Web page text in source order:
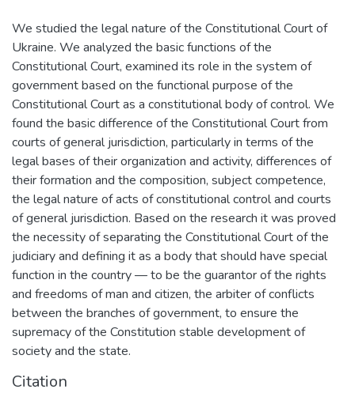
We studied the legal nature of the Constitutional Court of
Ukraine. We analyzed the basic functions of the
Constitutional Court, examined its role in the system of
government based on the functional purpose of the
Constitutional Court as a constitutional body of control. We
found the basic difference of the Constitutional Court from
courts of general jurisdiction, particularly in terms of the
legal bases of their organization and activity, differences of
their formation and the composition, subject competence,
the legal nature of acts of constitutional control and courts
of general jurisdiction. Based on the research it was proved
the necessity of separating the Constitutional Court of the
judiciary and defining it as a body that should have special
function in the country — to be the guarantor of the rights
and freedoms of man and citizen, the arbiter of conflicts
between the branches of government, to ensure the
supremacy of the Constitution stable development of
society and the state.
Citation